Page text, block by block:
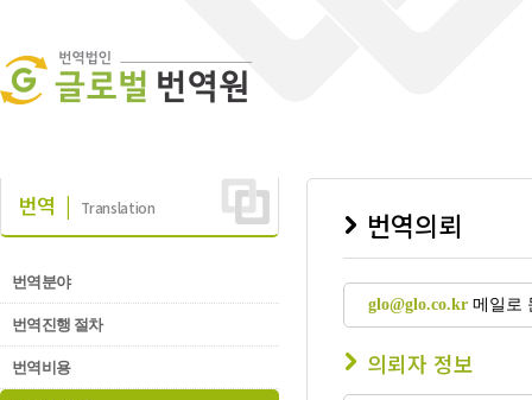
번역 | Translation
번역분야
번역진행 절차
번역비용
번역의뢰
glo@glo.co.kr 메일로
의뢰자 정보